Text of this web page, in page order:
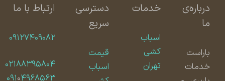
درباره‌ی
باراست
خدمات
خدمات
اسباب
کشی
تهران
دسترسی
سریع
قیمت
اسباب
ارتباط با ما
۰۹۱۲۷۴۰۹۰۸۲
۰۲۱۸۸۳۹۵۸۰۴